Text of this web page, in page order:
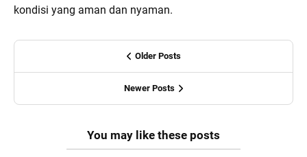
kondisi yang aman dan nyaman.
Older Posts
Newer Posts
You may like these posts